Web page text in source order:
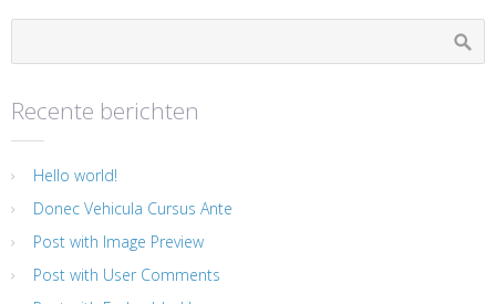
Recente berichten
Hello world!
Donec Vehicula Cursus Ante
Post with Image Preview
Post with User Comments